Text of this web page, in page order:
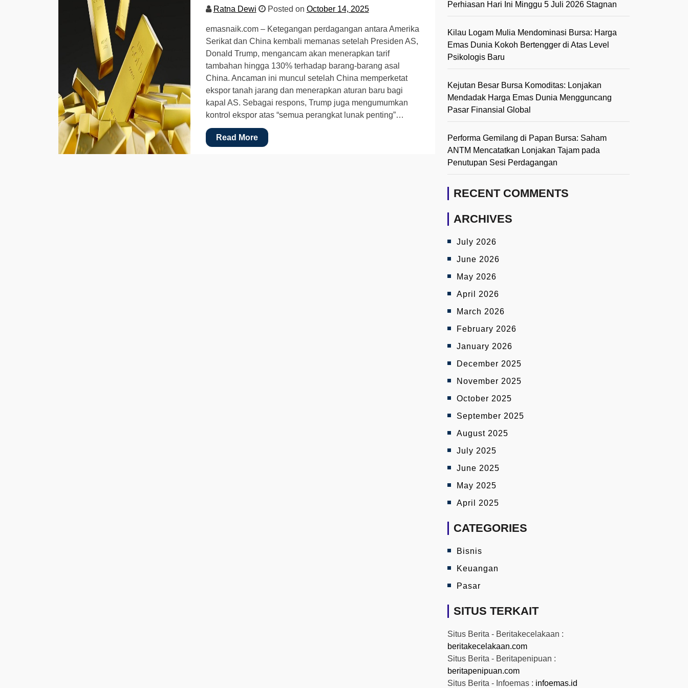
Ratna Dewi Posted on October 14, 2025
emasnaik.com – Ketegangan perdagangan antara Amerika
Serikat dan China kembali memanas setelah Presiden AS,
Donald Trump, mengancam akan menerapkan tarif
tambahan hingga 130% terhadap barang-barang asal
China. Ancaman ini muncul setelah China memperketat
ekspor tanah jarang dan menerapkan aturan baru bagi
kapal AS. Sebagai respons, Trump juga mengumumkan
kontrol ekspor atas “semua perangkat lunak penting”…
Read More
Perhiasan Hari Ini Minggu 5 Juli 2026 Stagnan
Kilau Logam Mulia Mendominasi Bursa: Harga
Emas Dunia Kokoh Bertengger di Atas Level
Psikologis Baru
Kejutan Besar Bursa Komoditas: Lonjakan
Mendadak Harga Emas Dunia Mengguncang
Pasar Finansial Global
Performa Gemilang di Papan Bursa: Saham
ANTM Mencatatkan Lonjakan Tajam pada
Penutupan Sesi Perdagangan
RECENT COMMENTS
ARCHIVES
July 2026
June 2026
May 2026
April 2026
March 2026
February 2026
January 2026
December 2025
November 2025
October 2025
September 2025
August 2025
July 2025
June 2025
May 2025
April 2025
CATEGORIES
Bisnis
Keuangan
Pasar
SITUS TERKAIT
Situs Berita - Beritakecelakaan :
beritakecelakaan.com
Situs Berita - Beritapenipuan :
beritapenipuan.com
Situs Berita - Infoemas : infoemas.id